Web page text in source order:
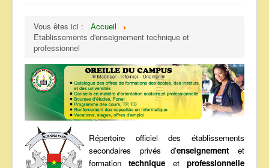
REPERTOIRE
QUI SOMMES NOUS ?
NOS SERVICES
FAQ
CONTACTS
TELECHARGEMENTS
ANNONCES
Vous êtes ici :
Accueil
Etablissements d'enseignement technique et
professionnel
Répertoire officiel des établissements
secondaires privés d'enseignementet
formationtechnique etprofessionnelle